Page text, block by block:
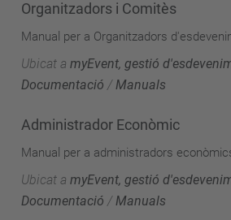
Organitzadors i Comitès
Manual per a Organitzadors
Ubicat a myEvent, gestió
Documentació /Manuals
Administrador Econòmic
Manual per a administradors
Ubicat a myEvent, gestió
Documentació / Manuals